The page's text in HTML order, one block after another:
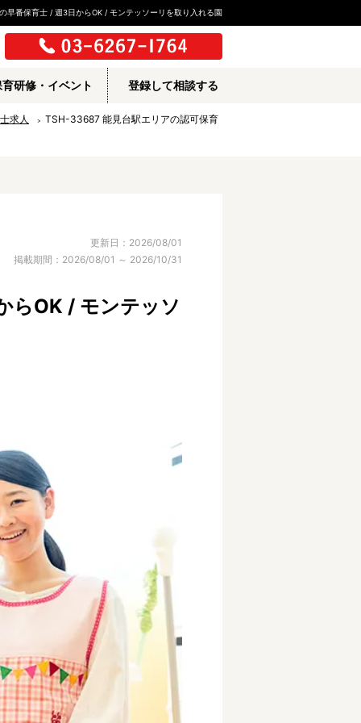
早番保育士 / 週3日からOK / モンテッソーリを取り入れる園
育研修・イベント 登録して相談する
求人 TSH-33687 能見台駅エリアの認可保育
更新日：2026/08/01
掲載期間：2026/08/01 ～ 2026/10/31
らOK / モンテッソ
ト
社宅
躍中